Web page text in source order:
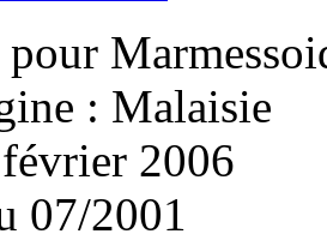
: Malaisie
2006
07/2001